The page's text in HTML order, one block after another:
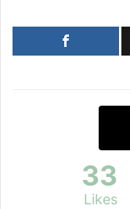
33
Likes